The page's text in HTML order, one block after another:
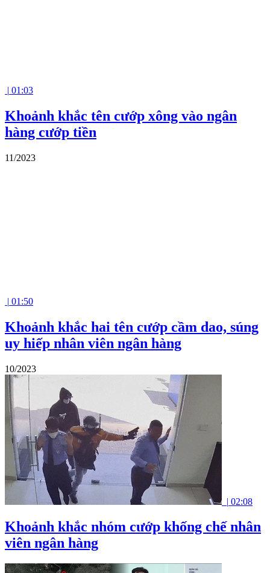
| 01:03
Khoảnh khắc tên cướp xông vào ngân
hàng cướp tiền
11/2023
| 01:50
Khoảnh khắc hai tên cướp cầm dao, súng
uy hiếp nhân viên ngân hàng
10/2023
| 02:08
Khoảnh khắc nhóm cướp khống chế nhân
viên ngân hàng